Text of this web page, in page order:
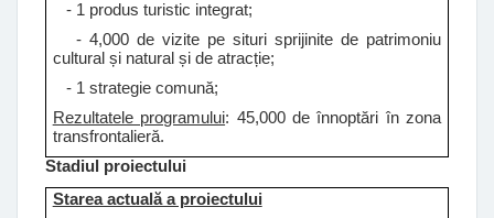
- 1 produs turistic integrat;
- 4,000 de vizite pe situri sprijinite de patrimoniu
cultural și natural și de atracție;
- 1 strategie comună;
Rezultatele programului: 45,000 de înnoptări în zona
transfrontalieră.
Stadiul proiectului
Starea actuală a proiectului